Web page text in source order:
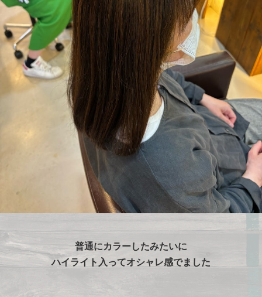
普通にカラーしたみたいに
ハイライト入ってオシャレ感でました